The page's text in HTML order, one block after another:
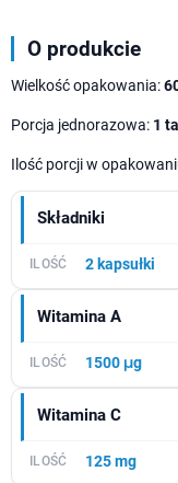
O produkcie
Wielkość opakowania:
Porcja jednorazowa: 1
Ilość porcji w
Składniki
2 kapsułki
Witamina A
1500 μg
Witamina C
125 mg